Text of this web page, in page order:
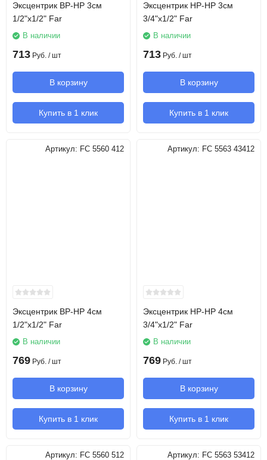
Эксцентрик ВР-НР 3см
1/2"х1/2" Far
В наличии
713 Руб. / шт
В корзину
Купить в 1 клик
Эксцентрик НР-НР 3см
3/4"х1/2" Far
В наличии
713 Руб. / шт
В корзину
Купить в 1 клик
Артикул: FC 5560 412
Эксцентрик ВР-НР 4см
1/2"х1/2" Far
В наличии
769 Руб. / шт
В корзину
Купить в 1 клик
Артикул: FC 5563 43412
Эксцентрик НР-НР 4см
3/4"х1/2" Far
В наличии
769 Руб. / шт
В корзину
Купить в 1 клик
Артикул: FC 5560 512 Артикул: FC 5563 53412